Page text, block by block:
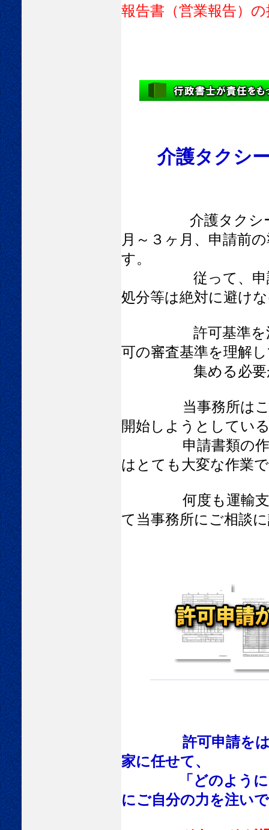
報告書（営業報告）
介護タクシ
介護タクシ
月～３ヶ月、申請前
す。
従って、申請途
処分等は絶対に避け
許可基準を満た
可の審査基準を理解
集める必要が
当事務所はこれか
開始しようとしてい
申請書類の作成
はとても大変な作業
何度も運輸支局へ
て当事務所にご相談
許可申請を
家に任せて、
「どのようにして
にご自分の力を注い